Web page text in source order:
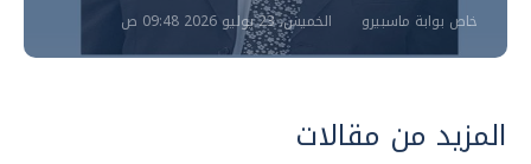
خاص بوابة ماسبيرو الخميس، 23 يوليو 2026 09:48 ص
المزيد من مقالات